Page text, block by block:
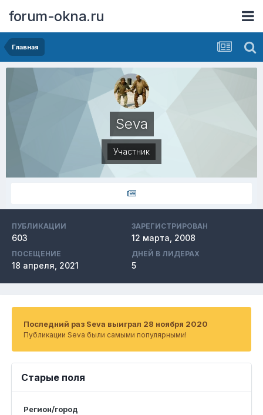
forum-okna.ru
Главная
Seva
Участник
ПУБЛИКАЦИИ
603
ЗАРЕГИСТРИРОВАН
12 марта, 2008
ПОСЕЩЕНИЕ
18 апреля, 2021
ДНЕЙ В ЛИДЕРАХ
5
Последний раз Seva выиграл 28 ноября 2020
Публикации Seva были самыми популярными!
Старые поля
Регион/город